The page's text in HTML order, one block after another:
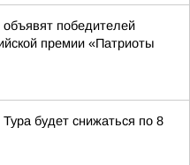
победителей
премии «Патриоты
будет снижаться по 8